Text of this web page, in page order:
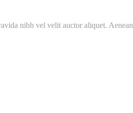
nibh vel velit auctor aliquet.